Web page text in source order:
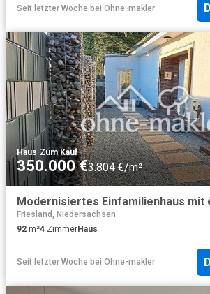
Seit letzter Woche bei Ohne-makler
Haus·Zum Kauf
350.000 €3.804 €/m²
Friesland, Niedersachsen
92 m²4 ZimmerHaus
Seit letzter Woche bei Ohne-makler